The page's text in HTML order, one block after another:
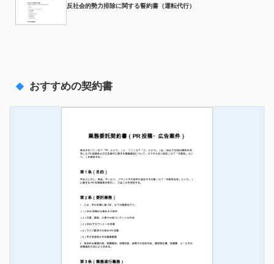
反社会的勢力排除に関する誓約書（運転代行）
おすすめの契約書